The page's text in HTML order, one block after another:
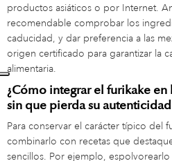
productos asiáticos o por Internet.
recomendable comprobar los
caducidad, y dar preferencia a las
origen certificado para garantizar la
alimentaria.
¿Cómo integrar el furikake
sin que pierda su
Para conservar el carácter típico del
combinarlo con recetas que
sencillos. Por ejemplo,